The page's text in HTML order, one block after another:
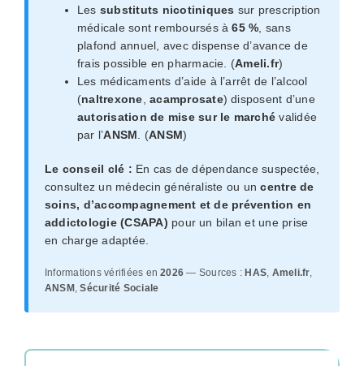
Les substituts nicotiniques sur prescription
médicale sont remboursés à65 % , sans
plafond annuel, avec dispense d’avance de
frais possible en pharmacie. (Ameli.fr)
Les médicaments d’aide à l’arrêt de l’alcool
(naltrexone ,acamprosate) disposent d’une
autorisation de mise sur le marché validée
par l’ANSM . (ANSM)
Le conseil clé : En cas de dépendance suspectée,
consultez un médecin généraliste ou uncentre de
soins, d’accompagnement et de prévention en
addictologie (CSAPA) pour un bilan et une prise
en charge adaptée.
Informations vérifiées en2026 — Sources : HAS, Ameli.fr,
ANSM ,Sécurité Sociale